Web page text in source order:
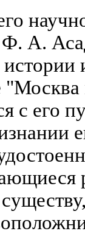
А.
с его